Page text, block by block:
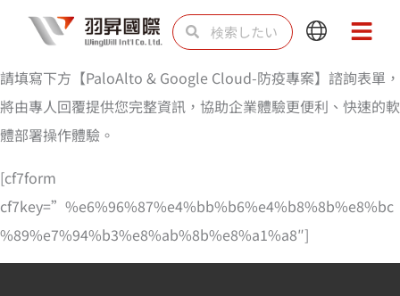
を
ス
キ
プ
検
索 索
Main
Main
請填寫下方【PaloAlto & Google Cloud-防疫專案】諮詢表單，
將由專人回覆提供您完整資訊，協助企業體驗更便利、快速的軟
體部署操作體驗。
[cf7form
cf7key=”%e6%96%87%e4%bb%b6%e4%b8%8b%e8%bc
%89%e7%94%b3%e8%ab%8b%e8%a1%a8″]